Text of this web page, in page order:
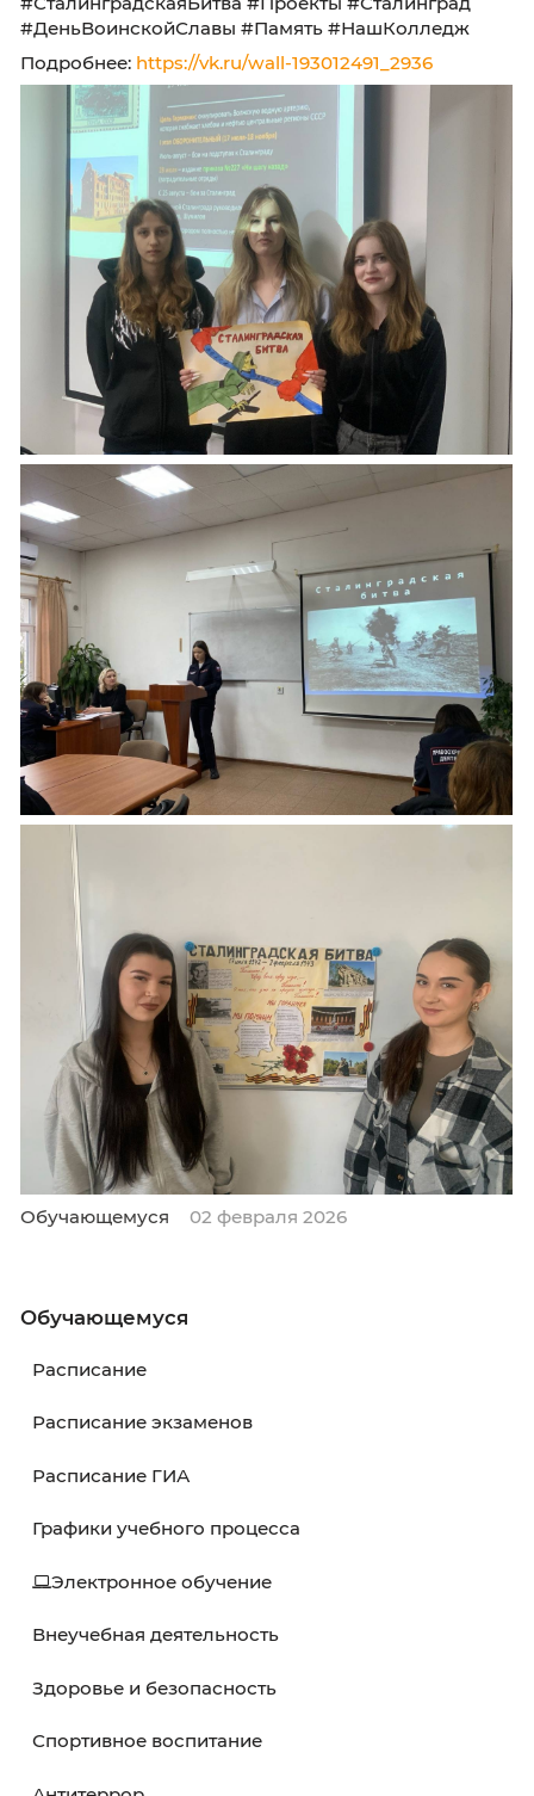
📲 MAX:kku39.ru/max_stud
📍 ул. Баженова, 4 📞 +7 (4012) 55-73-81
#ККУ39 #ККУ #Студенты #Наставники
#ИсторическаяПамять #ВОВ
#СталинградскаяБитва #Проекты
#ДеньВоинскойСлавы #Память
Подробнее:https://vk.ru/wall-193012491_2936
Обучающемуся